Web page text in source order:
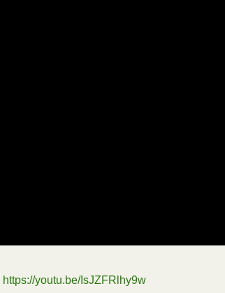
https://youtu.be/IsJZFRlhy9w